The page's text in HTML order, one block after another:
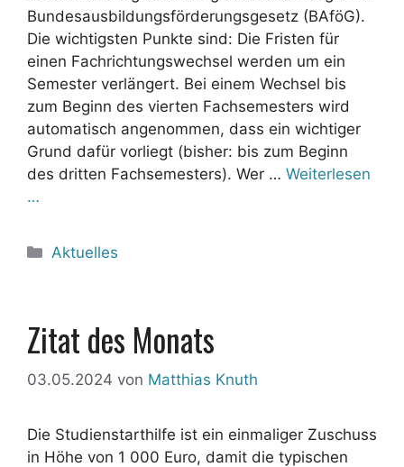
Bundesausbildungsförderungsgesetz (BAföG).
Die wichtigsten Punkte sind: Die Fristen für
einen Fachrichtungswechsel werden um ein
Semester verlängert. Bei einem Wechsel bis
zum Beginn des vierten Fachsemesters wird
automatisch angenommen, dass ein wichtiger
Grund dafür vorliegt (bisher: bis zum Beginn
des dritten Fachsemesters). Wer … Weiterlesen
…
Kategorien
Aktuelles
Zitat des Monats
03.05.2024 von Matthias Knuth
Die Studienstarthilfe ist ein einmaliger Zuschuss
in Höhe von 1 000 Euro, damit die typischen